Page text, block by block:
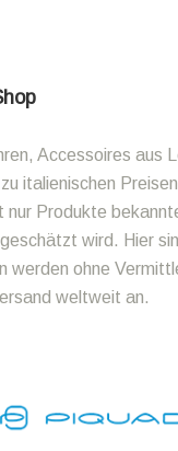
Accessoires aus
italienischen
nur Produkte
wird. Hier
werden ohne
weltweit an.